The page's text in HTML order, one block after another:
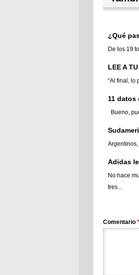
¿Qué
De los 19
LEE A
“Al final, lo
11 datos
Bueno,
Adidas
No hace
tres...
Comentario *